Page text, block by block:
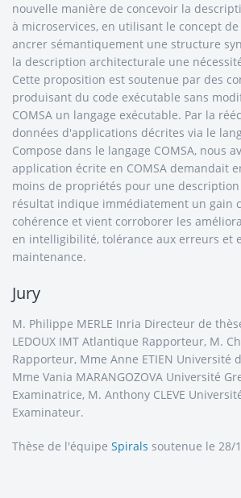
nouvelle manière de concevoir la
à microservices, en utilisant le concept
ancrer sémantiquement une structure
la description architecturale une
Cette proposition est soutenue par des
produisant du code exécutable sans
COMSA un langage exécutable. Par la
données d'applications décrites via le
Compose dans le langage COMSA, nous
application écrite en COMSA demandait
moins de propriétés pour une description
résultat indique immédiatement un gain
cohérence et vient corroborer les
en intelligibilité, tolérance aux erreurs et
maintenance.
Jury
M. Philippe MERLE Inria Directeur de
LEDOUX IMT Atlantique Rapporteur, M.
Rapporteur, Mme Anne ETIEN Université
Mme Vania MARANGOZOVA Université
Examinatrice, M. Anthony CLEVE
Examinateur.
Thèse de l'équipe Spirals soutenue le 28/